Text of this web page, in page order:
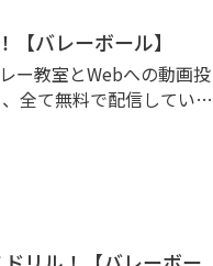
ら練習を行なっていきま
#バレーボール #
【バレーボール】
ー教室とWebへの動画投
全て無料で配信していき
上達の気づきやキッカケ
を行っています✨お申込
り上達したい方は是非や